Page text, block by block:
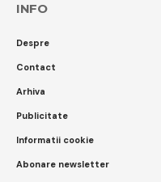
INFO
Despre
Contact
Arhiva
Publicitate
Informatii cookie
Abonare newsletter